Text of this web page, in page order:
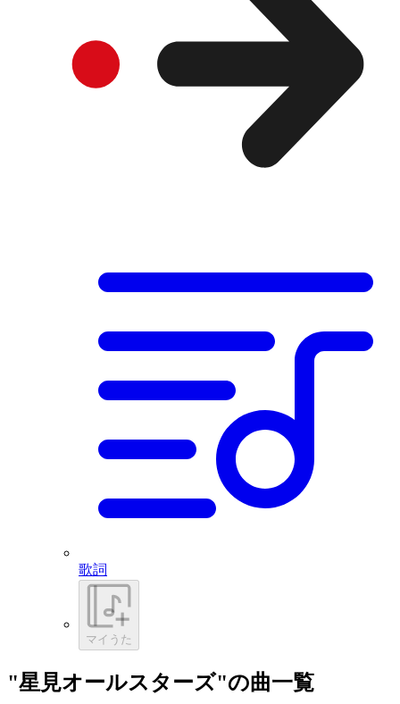
歌詞
マイうた
"星見オールスターズ"の曲一覧